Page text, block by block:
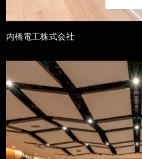
内橋電工株式会社